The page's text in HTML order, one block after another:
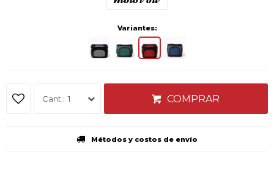
Variantes:
1 COMPRAR
Métodos y costos de envío